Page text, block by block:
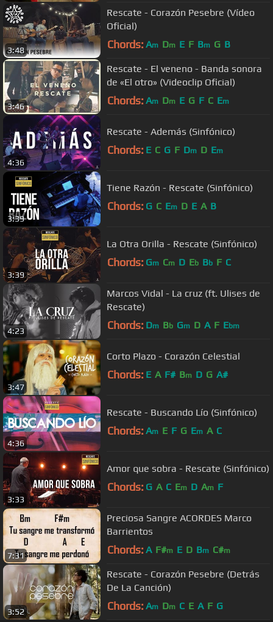
3:48
Rescate - Corazón Pesebre (Vídeo
Oficial)
Chords: Am Dm E F Bm G B
3:46
Rescate - El veneno - Banda sonora
de «El otro» (Videoclip Oficial)
Chords: Am Dm E G F C Em
4:36
Rescate - Además (Sinfónico)
Chords: E C G F Dm D Em
3:39
Tiene Razón - Rescate (Sinfónico)
Chords: G C Em D E A B
3:39
La Otra Orilla - Rescate (Sinfónico)
Chords: Gm Cm D Eb Bb F C
4:23
Marcos Vidal - La cruz (ft. Ulises de
Rescate)
Chords: Dm Bb Gm D A F Ebm
3:47
Corto Plazo - Corazón Celestial
Chords: E A F# Bm D G A#
4:36
Rescate - Buscando Lío (Sinfónico)
Chords: Am E F G Em A C
3:33
Amor que sobra - Rescate (Sinfónico)
Chords: G A C Em D Am F
7:31
Preciosa Sangre ACORDES Marco
Barrientos
Chords: A F#m E D Bm C#m
3:52
Rescate - Corazón Pesebre (Detrás
De La Canción)
Chords: Am Dm C E A F G